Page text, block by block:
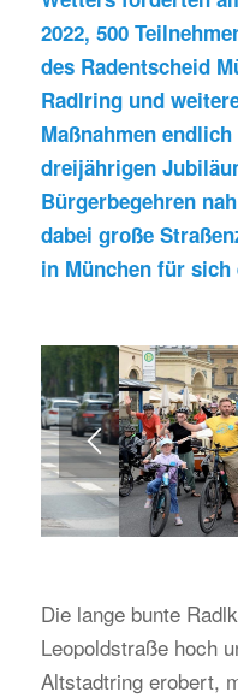
2022, 500
des Radentscheid
Radlring und
Maßnahmen
dreijährigen
Bürgerbegehren
dabei große
in München für sich
Die lange bunte
Leopoldstraße hoch
Altstadtring erobert,